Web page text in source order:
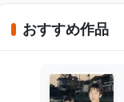
おすすめ作品